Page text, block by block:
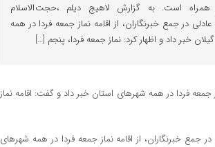
است. به گزارش لاهیج دیلم ،حجت الاسلام
در جمع خبرنگاران، از اقامه نماز جمعه فردا در همه
خبر داد و اظهار کرد: نماز جمعه فردا، پنجم […]
فردا در همه شهرهای استان خبر داد و گفت: اقامه نماز
جمع خبرنگاران، از اقامه نماز جمعه فردا در همه شهرهای